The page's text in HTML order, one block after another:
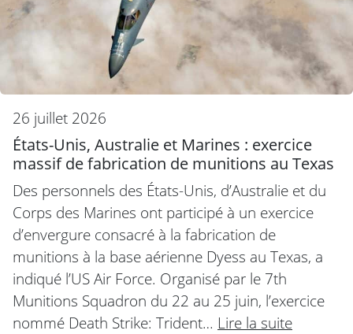
26 juillet 2026
États-Unis, Australie et Marines : exercice
massif de fabrication de munitions au Texas
Des personnels des États-Unis, d’Australie et du
Corps des Marines ont participé à un exercice
d’envergure consacré à la fabrication de
munitions à la base aérienne Dyess au Texas, a
indiqué l’US Air Force. Organisé par le 7th
Munitions Squadron du 22 au 25 juin, l’exercice
nommé Death Strike: Trident… Lire la suite